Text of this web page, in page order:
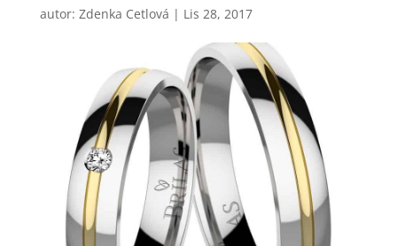
autor: Zdenka Cetlová | Lis 28, 2017